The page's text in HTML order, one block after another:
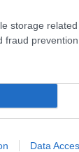
storage
Data